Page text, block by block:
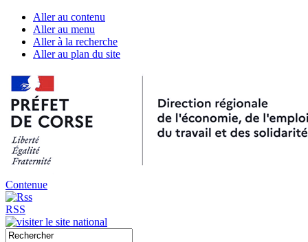
Aller au contenu
Aller au menu
Aller à la recherche
Aller au plan du site
Contenue
RSS